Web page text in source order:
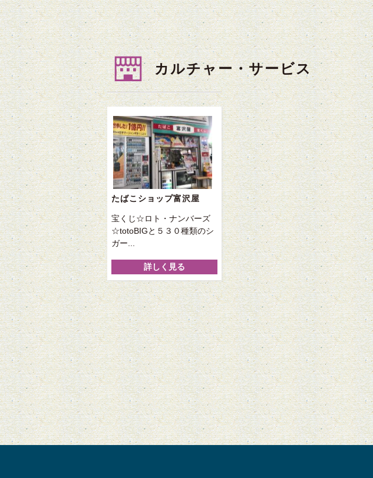
カルチャー・サービス
たばこショップ富沢屋
宝くじ☆ロト・ナンバーズ
☆totoBIGと５３０種類のシ
ガー...
詳しく見る